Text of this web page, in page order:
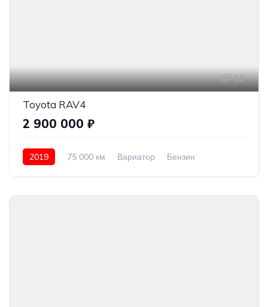
19
Toyota RAV4
2 900 000 ₽
2019 75 000 км Вариатор
Бензин